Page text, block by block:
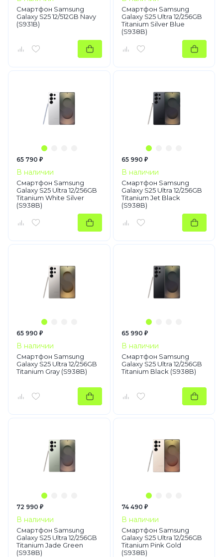
Смартфон Samsung
Galaxy S25 12/512GB Navy
(S931B)
Смартфон Samsung
Galaxy S25 Ultra 12/256GB
Titanium Silver Blue
(S938B)
65 790 ₽
В наличии
Смартфон Samsung
Galaxy S25 Ultra 12/256GB
Titanium White Silver
(S938B)
65 990 ₽
В наличии
Смартфон Samsung
Galaxy S25 Ultra 12/256GB
Titanium Jet Black
(S938B)
65 990 ₽
В наличии
Смартфон Samsung
Galaxy S25 Ultra 12/256GB
Titanium Gray (S938B)
65 990 ₽
В наличии
Смартфон Samsung
Galaxy S25 Ultra 12/256GB
Titanium Black (S938B)
72 990 ₽
В наличии
Смартфон Samsung
Galaxy S25 Ultra 12/256GB
Titanium Jade Green
(S938B)
74 490 ₽
В наличии
Смартфон Samsung
Galaxy S25 Ultra 12/256GB
Titanium Pink Gold
(S938B)